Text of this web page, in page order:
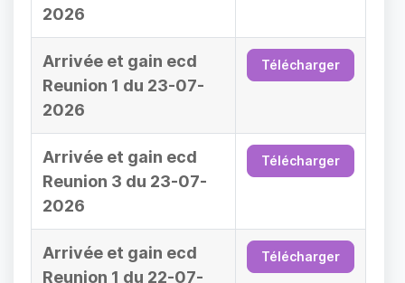
2026
Arrivée et gain ecd
Reunion 1 du 23-07-
2026
Télécharger
Arrivée et gain ecd
Reunion 3 du 23-07-
2026
Télécharger
Arrivée et gain ecd
Reunion 1 du 22-07-
Télécharger